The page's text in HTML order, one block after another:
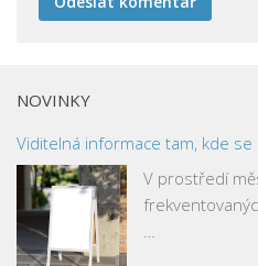
NOVINKY
Viditelná informace tam, kde
V prostředí